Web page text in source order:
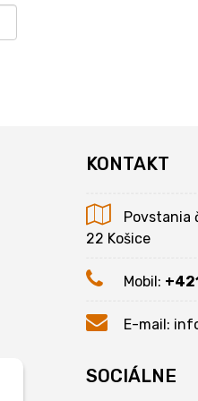
KONTAKT
Povstania
22 Košice
Mobil:
E-mail:
SOCIÁLNE